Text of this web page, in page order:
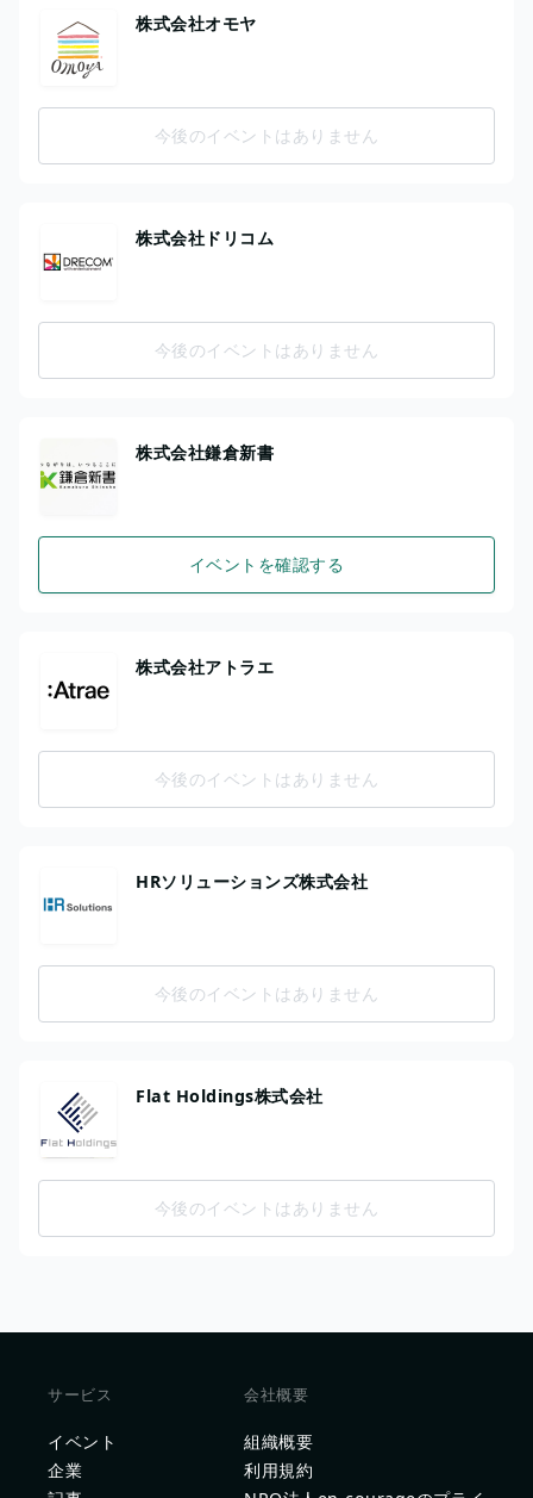
株式会社オモヤ
今後のイベントはありません
株式会社ドリコム
今後のイベントはありません
株式会社鎌倉新書
イベントを確認する
株式会社アトラエ
今後のイベントはありません
HRソリューションズ株式会社
今後のイベントはありません
Flat Holdings株式会社
今後のイベントはありません
サービス
イベント
企業
会社概要
組織概要
利用規約